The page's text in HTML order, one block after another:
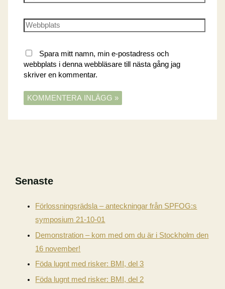
post*
Webbplats
Spara mitt namn, min e-postadress och
webbplats i denna webbläsare till nästa gång jag
skriver en kommentar.
Senaste
Förlossningsrädsla – anteckningar från SPFOG:s
symposium 21-10-01
Demonstration – kom med om du är i Stockholm den
16 november!
Föda lugnt med risker: BMI, del 3
Föda lugnt med risker: BMI, del 2